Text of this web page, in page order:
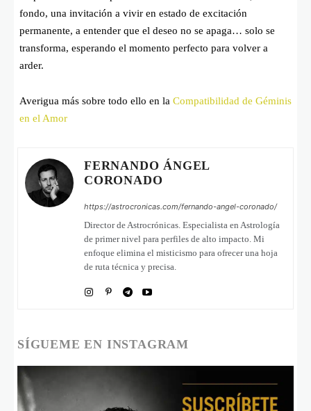
fondo, una invitación a vivir en estado de excitación
permanente, a entender que el deseo no se apaga… solo se
transforma, esperando el momento perfecto para volver a
arder.
Averigua más sobre todo ello en la Compatibilidad de Géminis
en el Amor
FERNANDO ÁNGEL
CORONADO
https://astrocronicas.com/fernando-angel-coronado/
Director de Astrocrónicas. Especialista en Astrología
de primer nivel para perfiles de alto impacto. Mi
enfoque elimina el misticismo para ofrecer una hoja
de ruta técnica y precisa.
SÍGUEME EN INSTAGRAM